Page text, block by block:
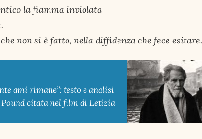
la fiamma inviolata
non si è fatto, nella diffidenza che fece esitare.
ami rimane”: testo e analisi
Pound citata nel film di Letizia